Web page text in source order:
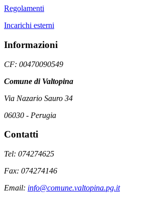
Regolamenti
Incarichi esterni
Informazioni
CF: 00470090549
Comune di Valtopina
Via Nazario Sauro 34
06030 - Perugia
Contatti
Tel: 074274625
Fax: 074274146
Email: info@comune.valtopina.pg.it